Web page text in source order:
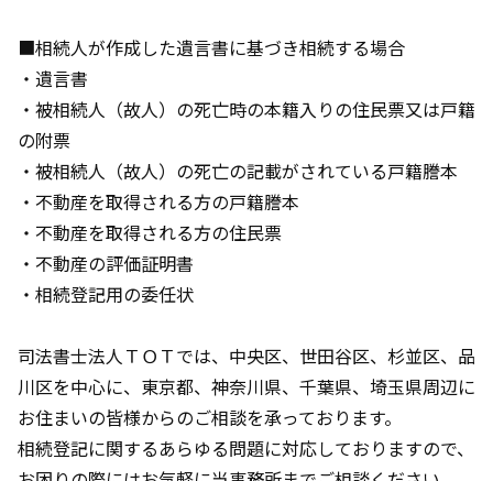
■相続人が作成した遺言書に基づき相続する場合
・遺言書
・被相続人（故人）の死亡時の本籍入りの住民票又は戸籍
の附票
・被相続人（故人）の死亡の記載がされている戸籍謄本
・不動産を取得される方の戸籍謄本
・不動産を取得される方の住民票
・不動産の評価証明書
・相続登記用の委任状
司法書士法人ＴＯＴでは、中央区、世田谷区、杉並区、品
川区を中心に、東京都、神奈川県、千葉県、埼玉県周辺に
お住まいの皆様からのご相談を承っております。
相続登記に関するあらゆる問題に対応しておりますので、